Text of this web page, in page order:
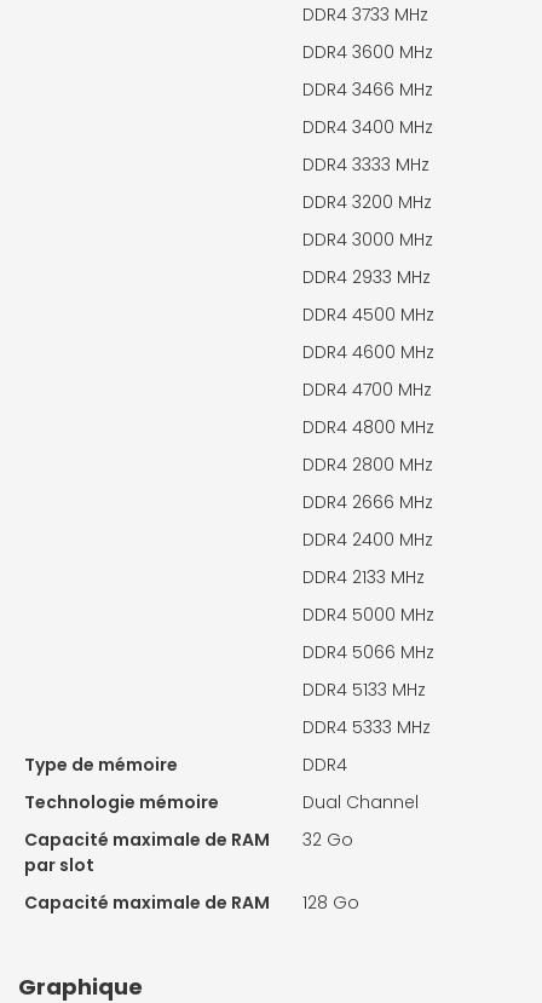
DDR4 3733 MHz
DDR4 3600 MHz
DDR4 3466 MHz
DDR4 3400 MHz
DDR4 3333 MHz
DDR4 3200 MHz
DDR4 3000 MHz
DDR4 2933 MHz
DDR4 4500 MHz
DDR4 4600 MHz
DDR4 4700 MHz
DDR4 4800 MHz
DDR4 2800 MHz
DDR4 2666 MHz
DDR4 2400 MHz
DDR4 2133 MHz
DDR4 5000 MHz
DDR4 5066 MHz
DDR4 5133 MHz
DDR4 5333 MHz
Type de mémoire
DDR4
Technologie mémoire
Dual Channel
Capacité maximale de RAM
par slot
32 Go
Capacité maximale de RAM 128 Go
Graphique